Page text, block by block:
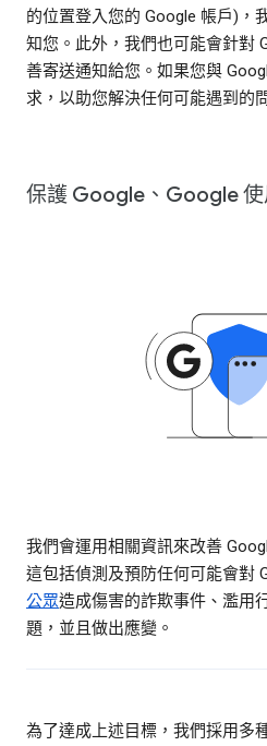
的位置登入您的 Google 帳戶)，
知您。此外，我們也可能會針對
善寄送通知給您。如果您與
求，以助您解決任何可能遇到的
保護 Google、Google 使
我們會運用相關資訊來改善
這包括偵測及預防任何可能會對
公眾造成傷害的詐欺事件、濫用
題，並且做出應變。
為了達成上述目標，我們採用多